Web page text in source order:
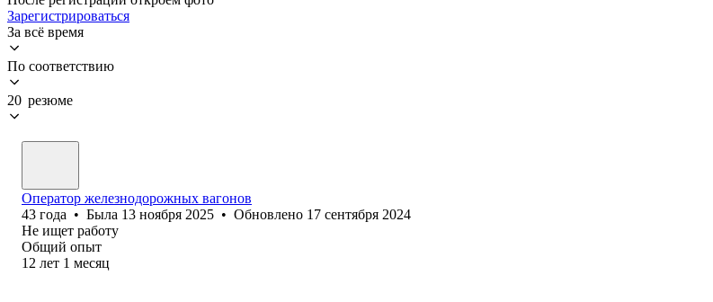
Зарегистрироваться
За всё время
По соответствию
20 резюме
Оператор железнодорожных вагонов
43 года • Была 13 ноября 2025 • Обновлено 17 сентября 2024
Не ищет работу
Общий опыт
12 лет 1 месяц